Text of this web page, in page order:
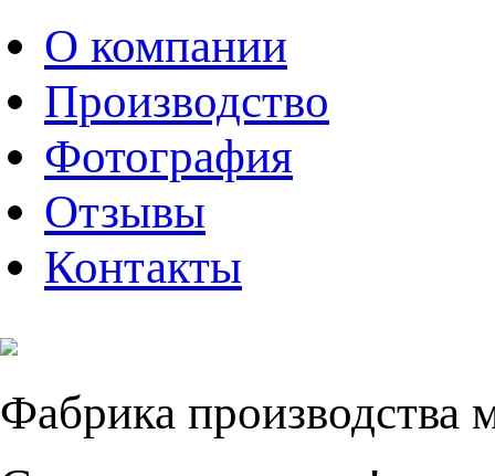
О компании
Производство
Фотография
Отзывы
Контакты
Фабрика производства